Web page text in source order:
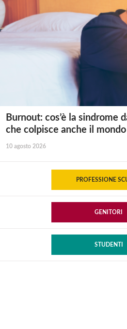
Burnout: cos’è la sindrome
che colpisce anche il
10 agosto 2026
PROFESSIONE
GENITORI
STUDENTI